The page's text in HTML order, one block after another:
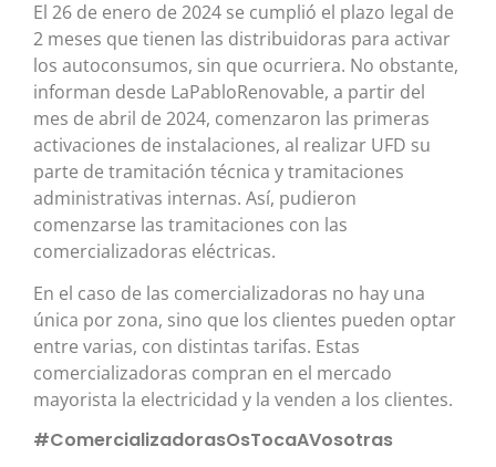
El 26 de enero de 2024 se cumplió el plazo legal de
2 meses que tienen las distribuidoras para activar
los autoconsumos, sin que ocurriera. No obstante,
informan desde LaPabloRenovable, a partir del
mes de abril de 2024, comenzaron las primeras
activaciones de instalaciones, al realizar UFD su
parte de tramitación técnica y tramitaciones
administrativas internas. Así, pudieron
comenzarse las tramitaciones con las
comercializadoras eléctricas.
En el caso de las comercializadoras no hay una
única por zona, sino que los clientes pueden optar
entre varias, con distintas tarifas. Estas
comercializadoras compran en el mercado
mayorista la electricidad y la venden a los clientes.
#ComercializadorasOsTocaAVosotras